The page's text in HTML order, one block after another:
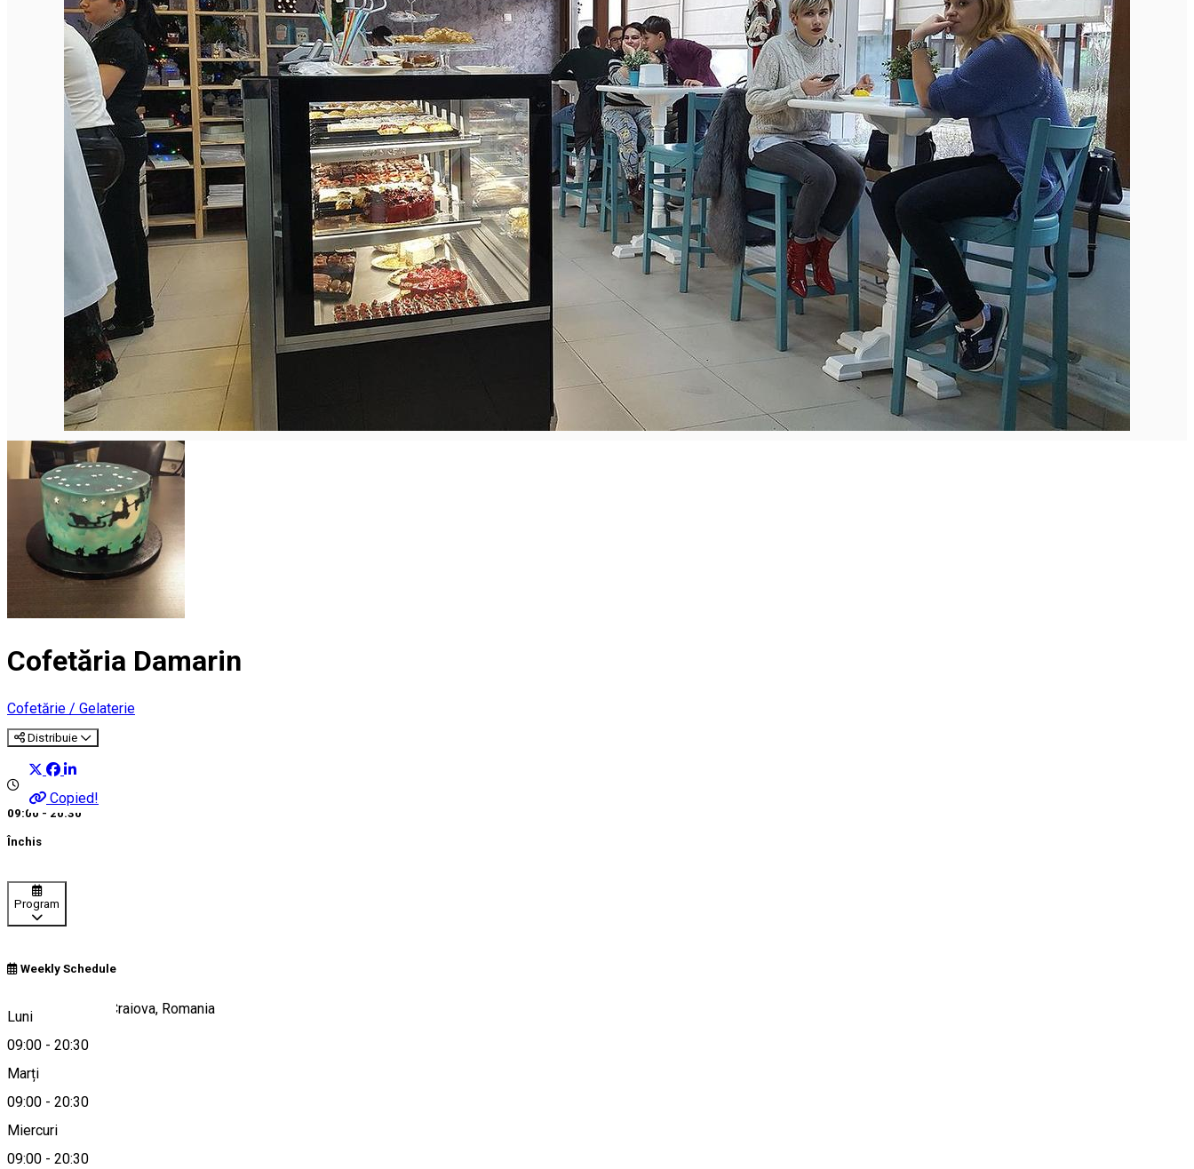
English
Închirieri auto
Închirieri biciclete
Taxi
Încărcare vehicule electrice
Cofetăria Damarin
Cofetărie / Gelaterie
Distribuie
Copied!
09:00 - 20:30
Închis
Program
Weekly Schedule
Luni
09:00 - 20:30
Marți
09:00 - 20:30
Miercuri
09:00 - 20:30
Strada Horia 16, Craiova, Romania
Hartă